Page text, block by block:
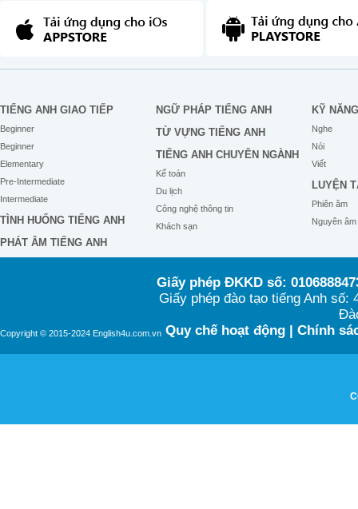
TIẾNG ANH GIAO TIẾP
Beginner
Beginner
Elementary
Pre-Intermediate
Intermediate
TÌNH HUỐNG TIẾNG ANH
PHÁT ÂM TIẾNG ANH
NGỮ PHÁP TIẾNG ANH
TỪ VỰNG TIẾNG ANH
TIẾNG ANH CHUYÊN NGÀNH
Kế toán
Du lịch
Công nghệ thông tin
Khách sạn
KỸ NĂNG
Nghe
Nói
Viết
LUYỆN
Phiên âm
Nguyên âm
Copyright © 2015-2024 English4u.com.vn
Giấy phép ĐKKD số:
Giấy phép đào tạo tiếng Anh
Quy chế hoạt động| Chính